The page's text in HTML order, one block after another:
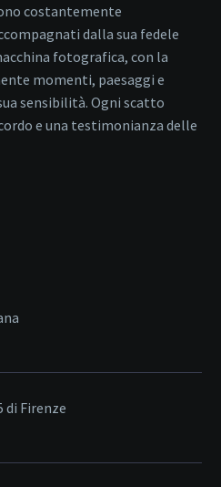
costantemente
dalla sua fedele
fotografica, con la
momenti, paesaggi e
sensibilità. Ogni scatto
e una testimonianza delle
di Firenze